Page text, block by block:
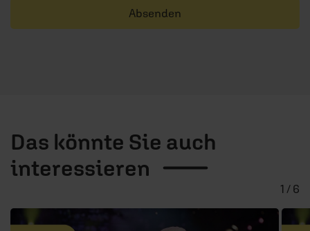
Absenden
Das könnte Sie auch
interessieren
1 / 6